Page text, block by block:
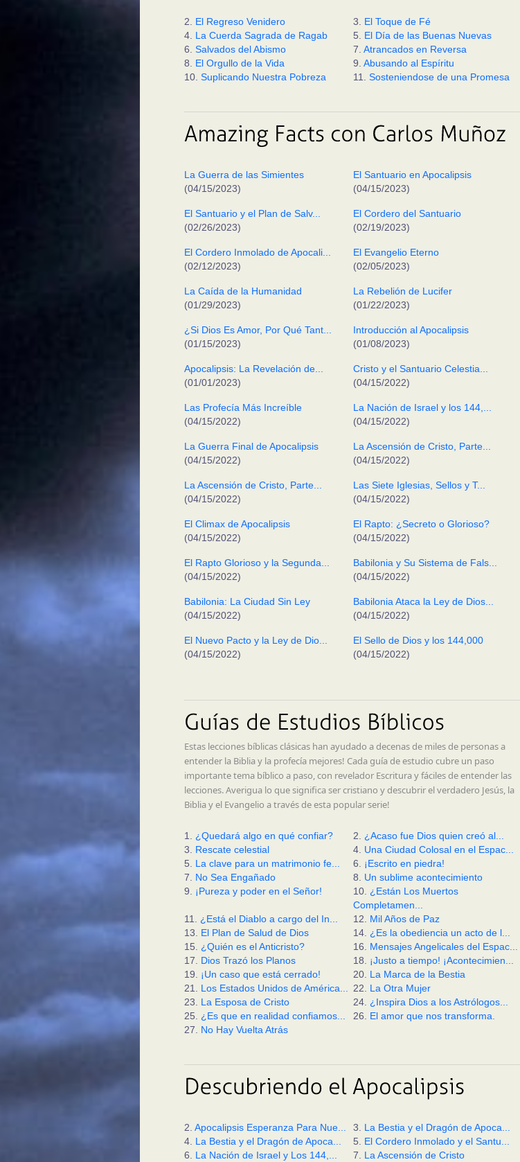
2. El Regreso Venidero 3. El Toque de Fé
4. La Cuerda Sagrada de Ragab 5. El Día de las Buenas Nuevas
6. Salvados del Abismo 7. Atrancados en Reversa
8. El Orgullo de la Vida 9. Abusando al Espíritu
10. Suplicando Nuestra Pobreza 11. Sosteniendose de una Promesa
La Guerra de las Simientes
(04/15/2023)
El Santuario en Apocalipsis
(04/15/2023)
El Santuario y el Plan de Salv...
(02/26/2023)
El Cordero del Santuario
(02/19/2023)
El Cordero Inmolado de Apocali...
(02/12/2023)
El Evangelio Eterno
(02/05/2023)
La Caída de la Humanidad
(01/29/2023)
La Rebelión de Lucifer
(01/22/2023)
¿Si Dios Es Amor, Por Qué Tant...
(01/15/2023)
Introducción al Apocalipsis
(01/08/2023)
Apocalipsis: La Revelación de...
(01/01/2023)
Cristo y el Santuario Celestia...
(04/15/2022)
Las Profecía Más Increíble
(04/15/2022)
La Nación de Israel y los 144,...
(04/15/2022)
La Guerra Final de Apocalipsis
(04/15/2022)
La Ascensión de Cristo, Parte...
(04/15/2022)
La Ascensión de Cristo, Parte...
(04/15/2022)
Las Siete Iglesias, Sellos y T...
(04/15/2022)
El Climax de Apocalipsis
(04/15/2022)
El Rapto: ¿Secreto o Glorioso?
(04/15/2022)
El Rapto Glorioso y la Segunda...
(04/15/2022)
Babilonia y Su Sistema de Fals...
(04/15/2022)
Babilonia: La Ciudad Sin Ley
(04/15/2022)
Babilonia Ataca la Ley de Dios...
(04/15/2022)
El Nuevo Pacto y la Ley de Dio...
(04/15/2022)
El Sello de Dios y los 144,000
(04/15/2022)
Estas lecciones bíblicas clásicas han ayudado a decenas de miles de personas a
entender la Biblia y la profecía mejores! Cada guía de estudio cubre un paso
importante tema bíblico a paso, con revelador Escritura y fáciles de entender las
lecciones. Averigua lo que significa ser cristiano y descubrir el verdadero Jesús, la
Biblia y el Evangelio a través de esta popular serie!
1. ¿Quedará algo en qué confiar? 2. ¿Acaso fue Dios quien creó al...
3. Rescate celestial 4. Una Ciudad Colosal en el Espac...
5. La clave para un matrimonio fe... 6. ¡Escrito en piedra!
7. No Sea Engañado 8. Un sublime acontecimiento
9. ¡Pureza y poder en el Señor! 10. ¿Están Los Muertos
Completamen...
11. ¿Está el Diablo a cargo del In... 12. Mil Años de Paz
13. El Plan de Salud de Dios 14. ¿Es la obediencia un acto de l...
15. ¿Quién es el Anticristo? 16. Mensajes Angelicales del Espac...
17. Dios Trazó los Planos 18. ¡Justo a tiempo! ¡Acontecimien...
19. ¡Un caso que está cerrado! 20. La Marca de la Bestia
21. Los Estados Unidos de América... 22. La Otra Mujer
23. La Esposa de Cristo 24. ¿Inspira Dios a los Astrólogos...
25. ¿Es que en realidad confiamos... 26. El amor que nos transforma.
27. No Hay Vuelta Atrás
2. Apocalipsis Esperanza Para Nue... 3. La Bestia y el Dragón de Apoca...
4. La Bestia y el Dragón de Apoca... 5. El Cordero Inmolado y el Santu...
6. La Nación de Israel y Los 144,... 7. La Ascensión de Cristo